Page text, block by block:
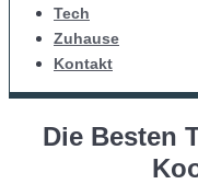
Tech
Zuhause
Kontakt
Die Besten